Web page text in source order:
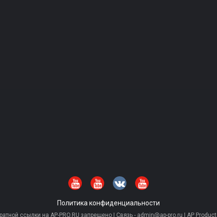
Политика конфиденциальности
ссылки на AP-PRO.RU запрещено | Связь - admin@ap-pro.ru | AP